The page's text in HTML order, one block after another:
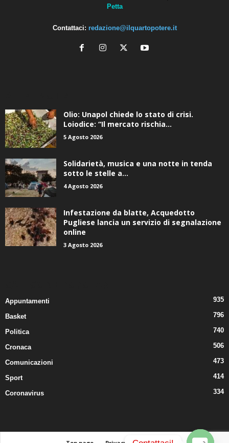
Petta
Contattaci: redazione@ilquartopotere.it
Olio: Unapol chiede lo stato di crisi.
Loiodice: “Il mercato rischia...
5 Agosto 2026
Solidarietà, musica e una notte in tenda
sotto le stelle a...
4 Agosto 2026
Infestazione da blatte, Acquedotto
Pugliese lancia un servizio di segnalazione
online
3 Agosto 2026
Appuntamenti 935
Basket 796
Politica 740
Cronaca 506
Comunicazioni 473
Sport 414
Coronavirus 334